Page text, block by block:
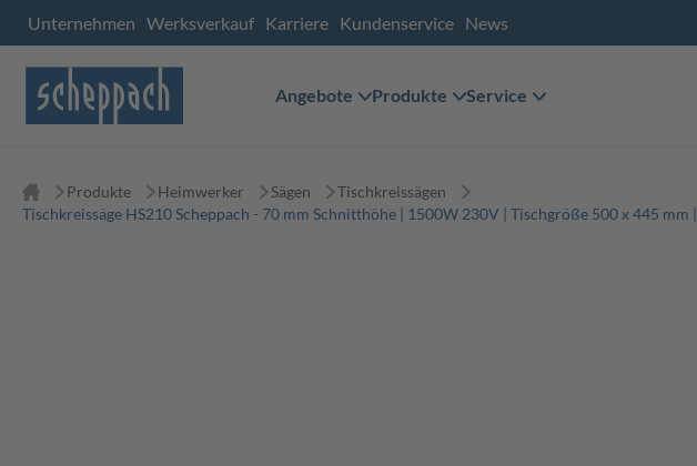
Unternehmen Werksverkauf Karriere Kundenservice News
Angebote Produkte Service
Produkte Heimwerker Sägen
Tischkreissägen
Tischkreissäge HS210 Scheppach - 70 mm Schnitthöhe | 1500W 230V | Tischgröße 500 x 445